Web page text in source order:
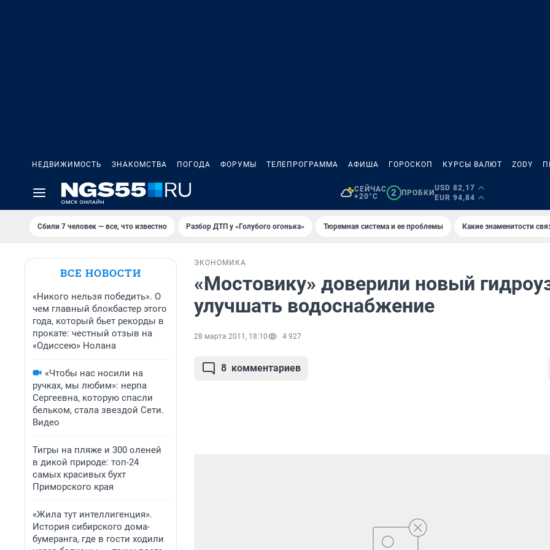
НЕДВИЖИМОСТЬ ЗНАКОМСТВА ПОГОДА ФОРУМЫ ТЕЛЕПРОГРАММА АФИША ГОРОСКОП КУРСЫ ВАЛЮТ ZODY
СЕЙЧАС
+20°C
2 ПРОБКИ
USD 82,17
EUR 94,84
Сбили 7 человек — все, что известно Разбор ДТП у «Голубого огонька» Тюремная система и ее проблемы Какие знаменитости
ВСЕ НОВОСТИ
«Никого нельзя победить». О
чем главный блокбастер этого
года, который бьет рекорды в
прокате: честный отзыв на
«Одиссею» Нолана
«Чтобы нас носили на
ручках, мы любим»: нерпа
Сергеевна, которую спасли
бельком, стала звездой Сети.
Видео
Тигры на пляже и 300 оленей
в дикой природе: топ-24
самых красивых бухт
Приморского края
«Жила тут интеллигенция».
История сибирского дома-
бумеранга, где в гости ходили
ЭКОНОМИКА
«Мостовику» доверили новый
улучшать водоснабжение
28 марта 2011, 18:10 4 927
8 комментариев